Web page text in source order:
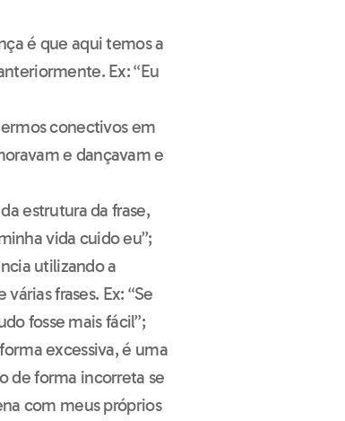
é que aqui temos a
Ex: “Eu
conectivos em
e dançavam e
estrutura da frase,
vida cuido eu”;
utilizando a
frases. Ex: “Se
fosse mais fácil”;
excessiva, é uma
de forma incorreta se
com meus próprios